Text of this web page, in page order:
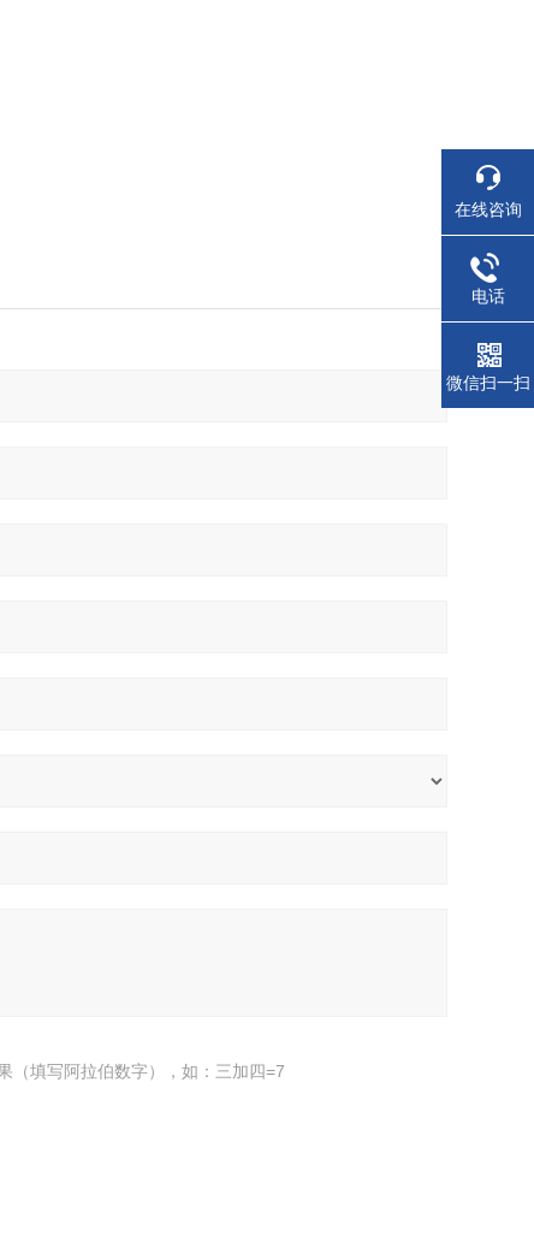
（填写阿拉伯数字），如：三加四=7
在线咨询
电话
微信扫一扫